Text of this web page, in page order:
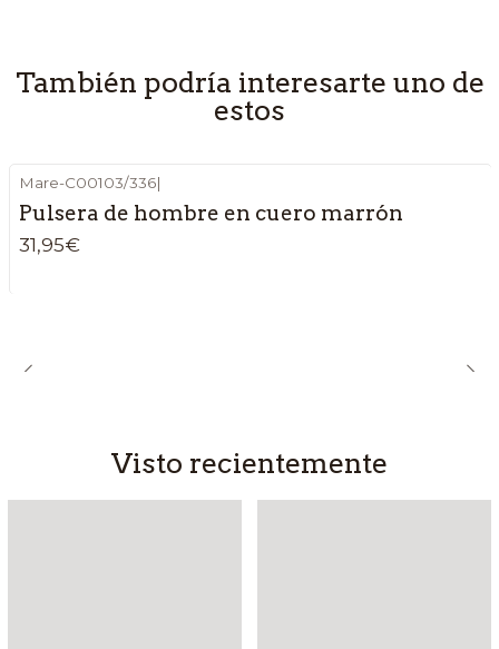
También podría interesarte uno de
estos
Mare-C00103/336|
Pulsera de hombre en cuero marrón
31,95€
Visto recientemente